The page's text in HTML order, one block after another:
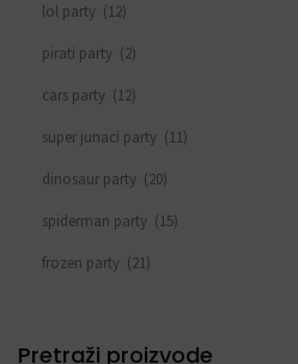
lol party (12)
pirati party (2)
cars party (12)
super junaci party (11)
dinosaur party (20)
spiderman party (15)
frozen party (21)
princeza party (15)
Pretraži proizvode